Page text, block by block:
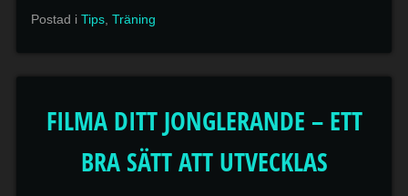
Postad iTips ,Träning
FILMA DITT JONGLERANDE – ETT
BRA SÄTT ATT UTVECKLAS